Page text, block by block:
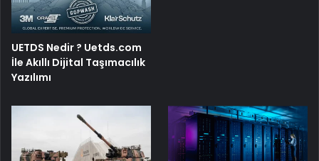
UETDS Nedir ? Uetds.com
İle Akıllı Dijital Taşımacılık
Yazılımı